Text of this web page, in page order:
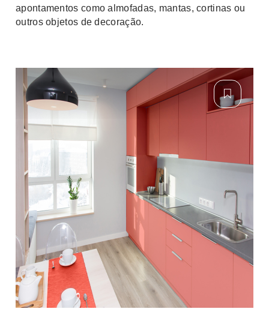
apontamentos como almofadas, mantas, cortinas ou
outros objetos de decoração.